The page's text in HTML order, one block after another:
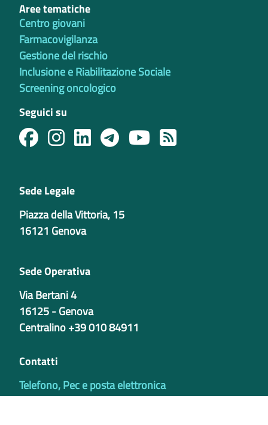
Aree tematiche
Centro giovani
Farmacovigilanza
Gestione del rischio
Inclusione e Riabilitazione Sociale
Screening oncologico
Seguici su
Sede Legale
Piazza della Vittoria, 15
16121 Genova
Sede Operativa
Via Bertani 4
16125 - Genova
Centralino +39 010 84911
Contatti
Telefono, Pec e posta elettronica